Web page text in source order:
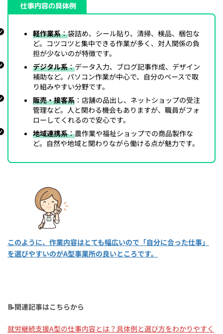
仕事内容の具体例
軽作業系：袋詰め、シール貼り、清掃、検品、梱包な
ど。コツコツと集中できる作業が多く、対人関係の負
担が少ないのが特徴です。
デジタル系：データ入力、ブログ記事作成、デザイン
補助など。パソコン作業が中心で、自分のペースで取
り組みやすい分野です。
販売・接客系 ：店舗の品出し、ネットショップの受注
管理など。人と関わる機会もありますが、職員がフォ
ローしてくれるので安心です。
地域連携系：農作業や福祉ショップでの商品製作な
ど。自然や地域と関わりながら働ける点が魅力です。
このように、作業内容はとても幅広いので「自分に合った仕事」
を選びやすいのがA型事業所の良いところです。
📝関連記事はこちらから
就労継続支援A型の仕事内容とは？具体例と選び方をわかりやすく